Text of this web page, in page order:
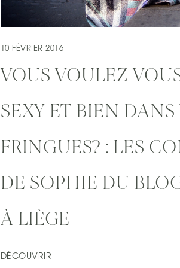
10 FÉVRIER 2016
VOUS VOULEZ
SEXY ET BIEN DANS
FRINGUES? : LES
DE SOPHIE DU
À LIÈGE
DÉCOUVRIR